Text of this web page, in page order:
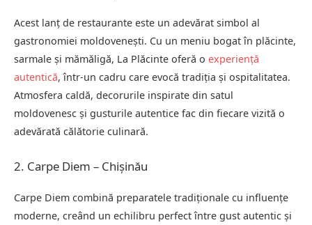
Acest lanț de restaurante este un adevărat simbol al
gastronomiei moldovenești. Cu un meniu bogat în plăcinte,
sarmale și mămăligă, La Plăcinte oferă o experiență
autentică, într-un cadru care evocă tradiția și ospitalitatea.
Atmosfera caldă, decorurile inspirate din satul
moldovenesc și gusturile autentice fac din fiecare vizită o
adevărată călătorie culinară.
2. Carpe Diem – Chișinău
Carpe Diem combină preparatele tradiționale cu influențe
moderne, creând un echilibru perfect între gust autentic și